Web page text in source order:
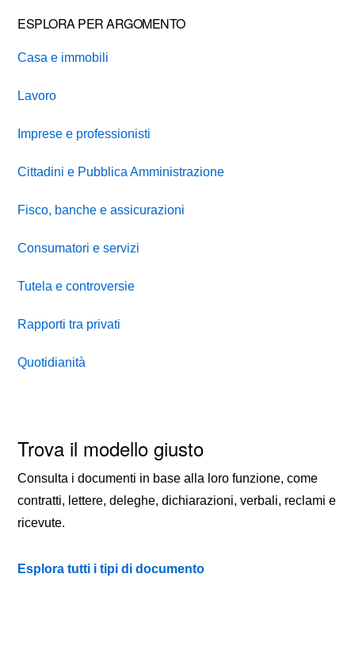
ESPLORA PER ARGOMENTO
Casa e immobili
Lavoro
Imprese e professionisti
Cittadini e Pubblica Amministrazione
Fisco, banche e assicurazioni
Consumatori e servizi
Tutela e controversie
Rapporti tra privati
Quotidianità
Trova il modello giusto
Consulta i documenti in base alla loro funzione, come
contratti, lettere, deleghe, dichiarazioni, verbali, reclami e
ricevute.
Esplora tutti i tipi di documento